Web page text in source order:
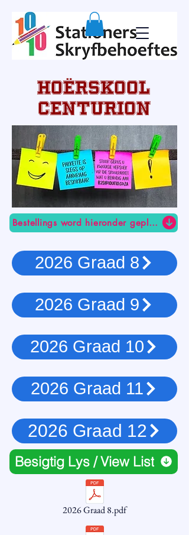
Hoërskool
Centurion
Bestellings word hieronder geplaas
2026 Graad 8
2026 Graad 9
2026 Graad 10
2026 Graad 11
2026 Graad 12
Besigtig Lys / View List
2026 Graad 8.pdf